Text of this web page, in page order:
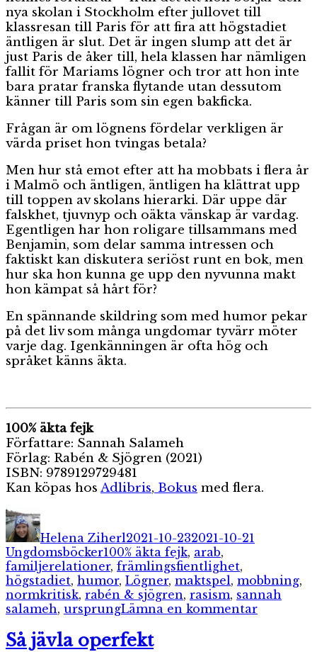
nya skolan i Stockholm efter jullovet till
klassresan till Paris för att fira att högstadiet
äntligen är slut. Det är ingen slump att det är
just Paris de åker till, hela klassen har nämligen
fallit för Mariams lögner och tror att hon inte
bara pratar franska flytande utan dessutom
känner till Paris som sin egen bakficka.
Frågan är om lögnens fördelar verkligen är
värda priset hon tvingas betala?
Men hur stå emot efter att ha mobbats i flera år
i Malmö och äntligen, äntligen ha klättrat upp
till toppen av skolans hierarki. Där uppe där
falskhet, tjuvnyp och oäkta vänskap är vardag.
Egentligen har hon roligare tillsammans med
Benjamin, som delar samma intressen och
faktiskt kan diskutera seriöst runt en bok, men
hur ska hon kunna ge upp den nyvunna makt
hon kämpat så hårt för?
En spännande skildring som med humor pekar
på det liv som många ungdomar tyvärr möter
varje dag. Igenkänningen är ofta hög och
språket känns äkta.
100% äkta fejk
Författare: Sannah Salameh
Förlag: Rabén & Sjögren (2021)
ISBN: 9789129729481
Kan köpas hos Adlibris, Bokus med flera.
Författare
Helena Ziherl2021-10-232021-10-21
UngdomsböckerEtiketter
100% äkta fejk, arab,
familjerelationer, främlingsfientlighet,
högstadiet, humor, Lögner, maktspel, mobbning,
normkritisk, rabén & sjögren, rasism, sannah
salameh, ursprungLämna en kommentartill
Så jävla operfekt